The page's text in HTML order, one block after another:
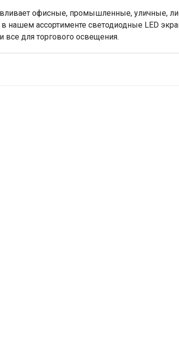
офисные, промышленные, уличные,
нашем ассортименте светодиодные LED
для торгового освещения.